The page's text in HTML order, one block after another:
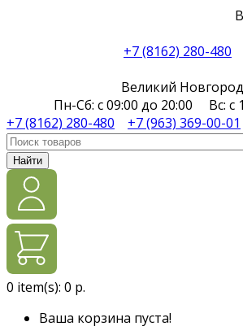
+7 (8162) 280-480
Великий Новгород
Пн-Сб: с 09:00 до 20:00 Вс: с
+7 (8162) 280-480
+7 (963) 369-00-01
Найти
0 item(s): 0 р.
Ваша корзина пуста!